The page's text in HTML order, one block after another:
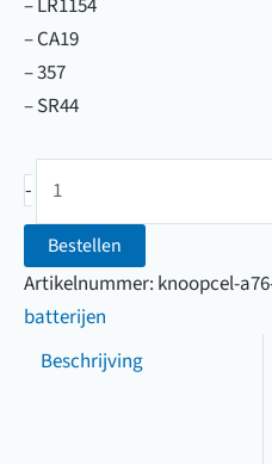
– LR1154
– CA19
– 357
– SR44
-
knoopcelbatterij
A76
/
aantal
Bestellen
Artikelnummer: knoopcel-
batterijen
Beschrijving